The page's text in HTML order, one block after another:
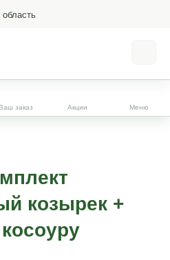
Ваш заказ Акции Меню
козырек +